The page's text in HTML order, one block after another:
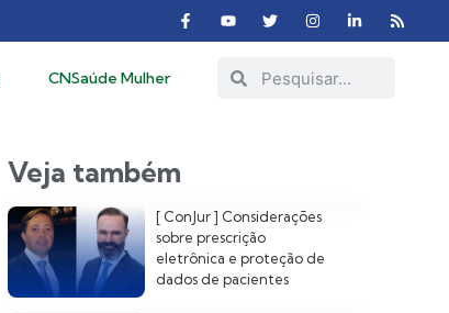
CNSaúde Mulher
Veja também
[ ConJur ] Considerações
sobre prescrição
eletrônica e proteção de
dados de pacientes